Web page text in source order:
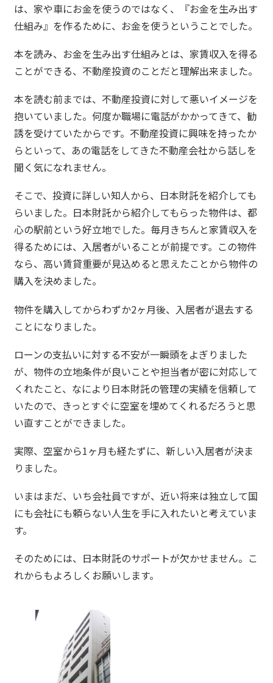
は、家や車にお金を使うのではなく、『お金を生み出す
仕組み』を作るために、お金を使うということでした。
本を読み、お金を生み出す仕組みとは、家賃収入を得る
ことができる、不動産投資のことだと理解出来ました。
本を読む前までは、不動産投資に対して悪いイメージを
抱いていました。何度か職場に電話がかかってきて、勧
誘を受けていたからです。不動産投資に興味を持ったか
らといって、あの電話をしてきた不動産会社から話しを
聞く気になれません。
そこで、投資に詳しい知人から、日本財託を紹介しても
らいました。日本財託から紹介してもらった物件は、都
心の駅前という好立地でした。毎月きちんと家賃収入を
得るためには、入居者がいることが前提です。この物件
なら、高い賃貸重要が見込めると思えたことから物件の
購入を決めました。
物件を購入してからわずか2ヶ月後、入居者が退去する
ことになりました。
ローンの支払いに対する不安が一瞬頭をよぎりました
が、物件の立地条件が良いことや担当者が密に対応して
くれたこと、なにより日本財託の管理の実績を信頼して
いたので、きっとすぐに空室を埋めてくれるだろうと思
い直すことができました。
実際、空室から1ヶ月も経たずに、新しい入居者が決ま
りました。
いまはまだ、いち会社員ですが、近い将来は独立して国
にも会社にも頼らない人生を手に入れたいと考えていま
す。
そのためには、日本財託のサポートが欠かせません。こ
れからもよろしくお願いします。